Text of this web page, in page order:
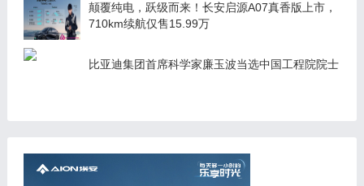
颠覆纯电，跃级而来！长安启源A07真香版上市，
710km续航仅售15.99万
比亚迪集团首席科学家廉玉波当选中国工程院院士